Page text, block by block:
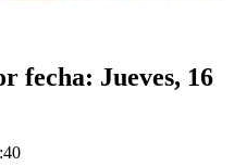
fecha: Jueves, 16